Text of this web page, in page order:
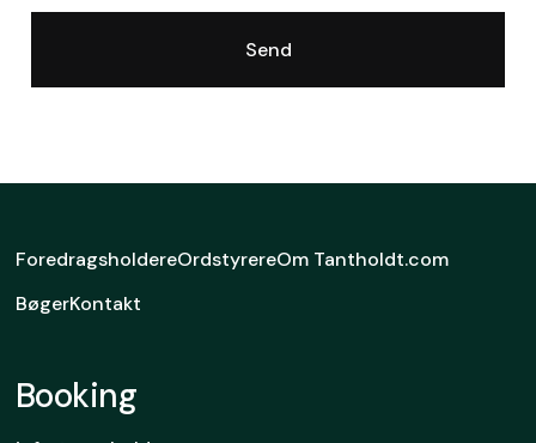
ForedragsholdereOrdstyrereOm Tantholdt.com
BøgerKontakt
Booking